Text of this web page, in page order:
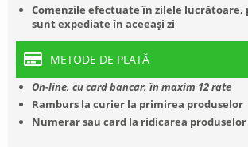
Comenzile efectuate în zilele lucrătoare,
sunt expediate în aceeași zi
METODE DE PLATĂ
On-line, cu card bancar, în maxim 12 rate
Ramburs la curier la primirea produselor
Numerar sau card la ridicarea produselor